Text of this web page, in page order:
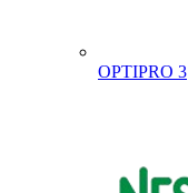
OPTIPRO 3